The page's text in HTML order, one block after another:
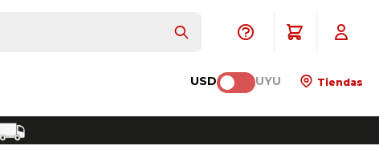
USD UYU Tiendas